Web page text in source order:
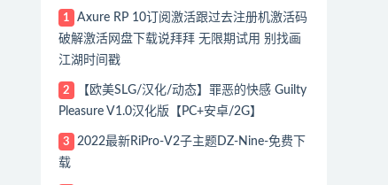
1
Axure RP 10订阅激活跟过去注册机激活码
破解激活网盘下载说拜拜 无限期试用 别找画
江湖时间戳
2
【欧美SLG/汉化/动态】罪恶的快感 Guilty
Pleasure V1.0汉化版【PC+安卓/2G】
3
2022最新RiPro-V2子主题DZ-Nine-免费下
载